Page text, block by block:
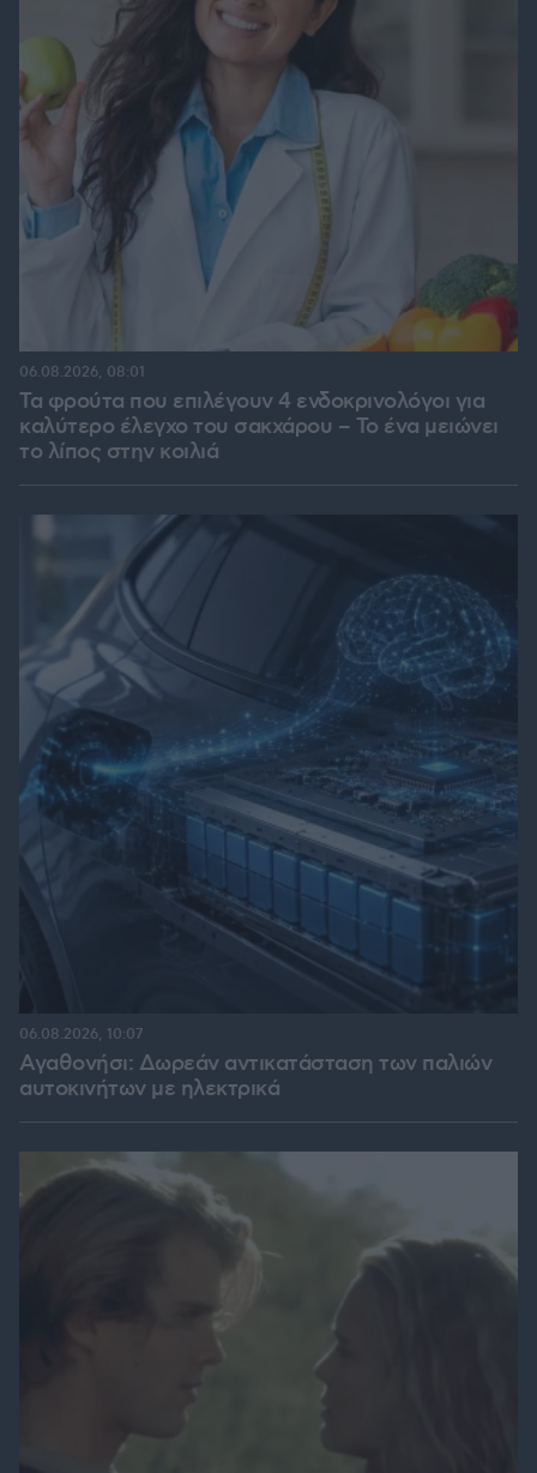
Τα φρούτα που επιλέγουν 4 ενδοκρινολόγοι για
καλύτερο έλεγχο του σακχάρου – Το ένα μειώνει
το λίπος στην κοιλιά
06.08.2026, 08:01
Αγαθονήσι: Δωρεάν αντικατάσταση των παλιών
αυτοκινήτων με ηλεκτρικά
06.08.2026, 10:07